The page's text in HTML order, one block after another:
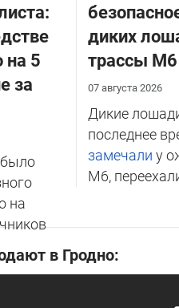
на 5
за
было
на
диких
трассы М6
07 августа 2026
Дикие
последнее
замечали у
М6,
в Гродно: